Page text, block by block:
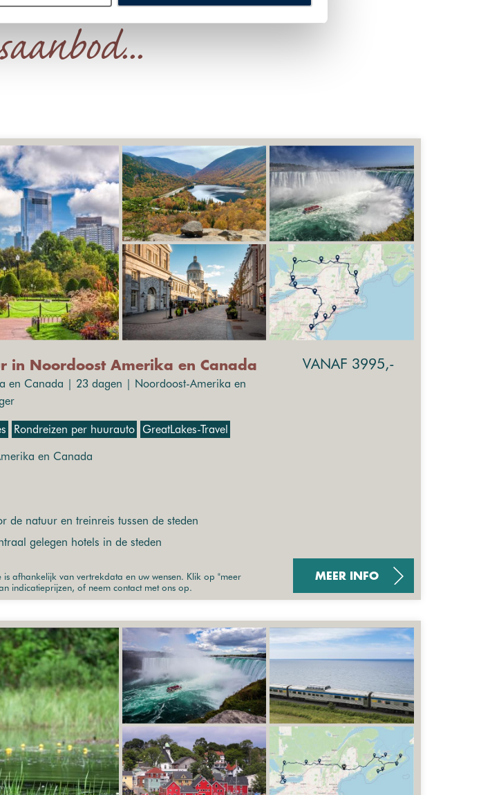
in Noordoost Amerika en Canada
en Canada | 23 dagen | Noordoost-Amerika en
Rondreizen per huurauto GreatLakes-Travel
en Canada
de natuur en treinreis tussen de steden
gelegen hotels in de steden
afhankelijk van vertrekdata en uw wensen. Klik op "meer
indicatieprijzen, of neem contact met ons op.
VANAF 3995,-
MEER INFO